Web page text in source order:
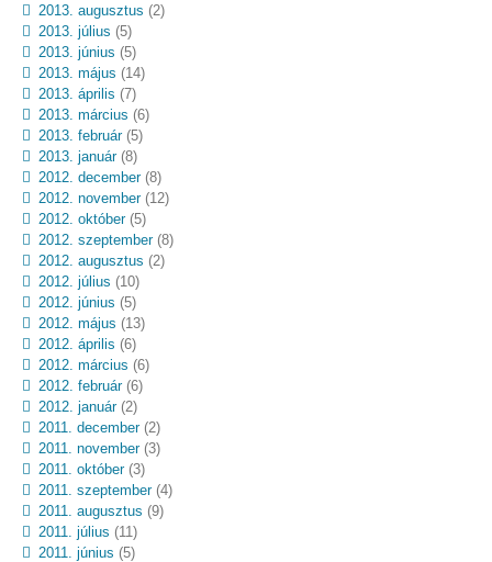
2013. augusztus (2)
2013. július (5)
2013. június (5)
2013. május (14)
2013. április (7)
2013. március (6)
2013. február(5)
2013. január(8)
2012. december(8)
2012. november(12)
2012. október(5)
2012. szeptember(8)
2012. augusztus (2)
2012. július (10)
2012. június (5)
2012. május (13)
2012. április (6)
2012. március (6)
2012. február(6)
2012. január(2)
2011. december(2)
2011. november(3)
2011. október(3)
2011. szeptember(4)
2011. augusztus (9)
2011. július (11)
2011. június (5)